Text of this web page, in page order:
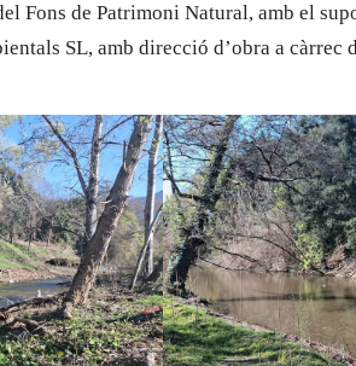
Fons de Patrimoni Natural, amb el
SL, amb direcció d’obra a càrrec